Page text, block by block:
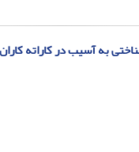
به آسیب در کاراته